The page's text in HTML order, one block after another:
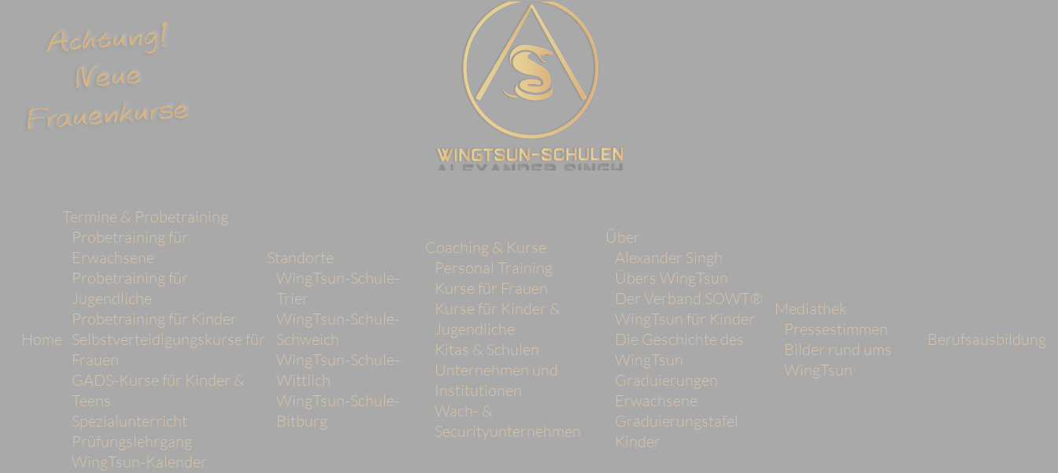
Home
Termine & Probetraining
Probetraining für
Erwachsene
Probetraining für
Jugendliche
Probetraining für Kinder
Selbstverteidigungskurse für
Frauen
GADS-Kurse für Kinder &
Teens
Spezialunterricht
Prüfungslehrgang
WingTsun-Kalender
Standorte
WingTsun-Schule-
Trier
WingTsun-Schule-
Schweich
WingTsun-Schule-
Wittlich
WingTsun-Schule-
Bitburg
Coaching & Kurse
Personal Training
Kurse für Frauen
Kurse für Kinder &
Jugendliche
Kitas & Schulen
Unternehmen und
Institutionen
Wach- &
Securityunternehmen
Über
Alexander Singh
Übers WingTsun
Der Verband SOWT®
WingTsun für Kinder
Die Geschichte des
WingTsun
Graduierungen
Erwachsene
Graduierungstafel
Kinder
Mediathek
Pressestimmen
Bilder rund ums
WingTsun
Berufsausbildung